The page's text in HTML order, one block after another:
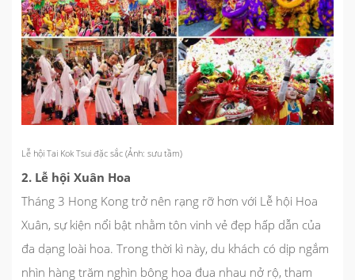
Lễ hội Tai Kok Tsui đặc sắc (Ảnh: sưu tầm)
2. Lễ hội Xuân Hoa
Tháng 3 Hong Kong trở nên rạng rỡ hơn với Lễ hội Hoa
Xuân, sự kiện nổi bật nhằm tôn vinh vẻ đẹp hấp dẫn của
đa dạng loài hoa. Trong thời kì này, du khách có dịp ngắm
nhìn hàng trăm nghìn bông hoa đua nhau nở rộ, tham